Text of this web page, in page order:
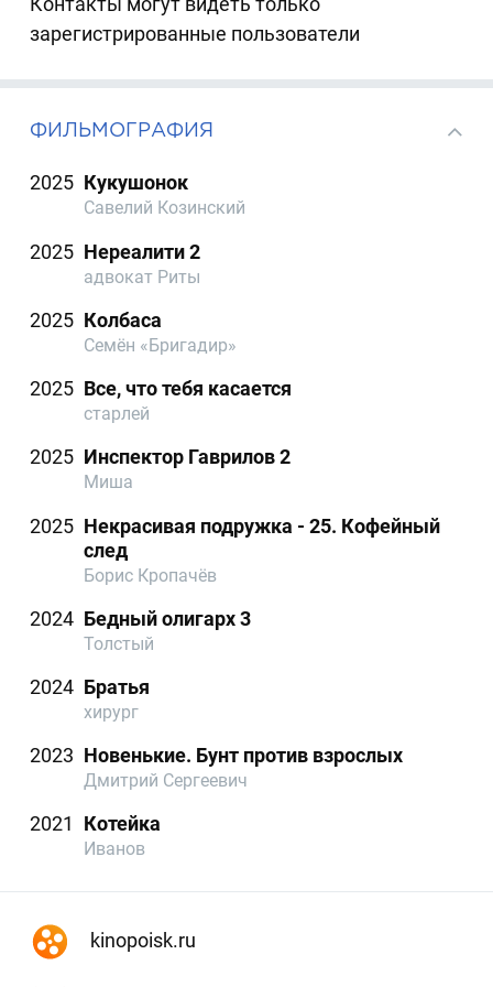
зарегистрированные пользователи
ФИЛЬМОГРАФИЯ
2025 Кукушонок
Савелий Козинский
2025 Нереалити 2
адвокат Риты
2025 Колбаса
Семён «Бригадир»
2025 Все, что тебя касается
старлей
2025 Инспектор Гаврилов 2
Миша
2025 Некрасивая подружка - 25. Кофейный
след
Борис Кропачёв
2024 Бедный олигарх 3
Толстый
2024 Братья
хирург
2023 Новенькие. Бунт против взрослых
Дмитрий Сергеевич
2021 Котейка
Иванов
kinopoisk.ru